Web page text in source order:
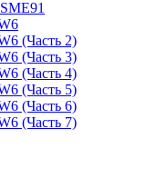
(Часть 2)
(Часть 3)
(Часть 4)
(Часть 5)
(Часть 6)
(Часть 7)